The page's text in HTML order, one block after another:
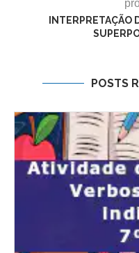
INTERPRETAÇÃO
POSTS